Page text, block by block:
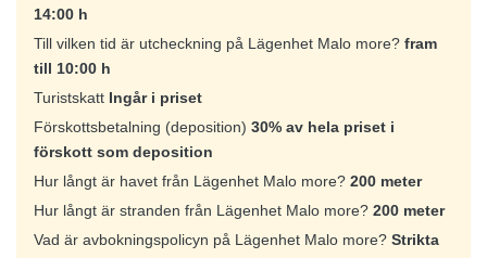
14:00 h
Till vilken tid är utcheckning på Lägenhet Malo more? fram
till 10:00 h
Turistskatt Ingår i priset
Förskottsbetalning (deposition) 30% av hela priset i
förskott som deposition
Hur långt är havet från Lägenhet Malo more? 200 meter
Hur långt är stranden från Lägenhet Malo more? 200 meter
Vad är avbokningspolicyn på Lägenhet Malo more? Strikta